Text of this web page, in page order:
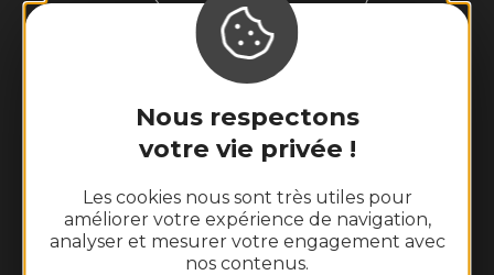
Nous respectons
votre vie privée !
Les cookies nous sont très utiles pour
améliorer votre expérience de navigation,
analyser et mesurer votre engagement avec
nos contenus.